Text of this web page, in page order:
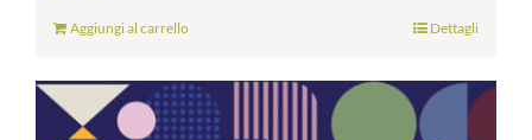
Aggiungi al carrello Dettagli